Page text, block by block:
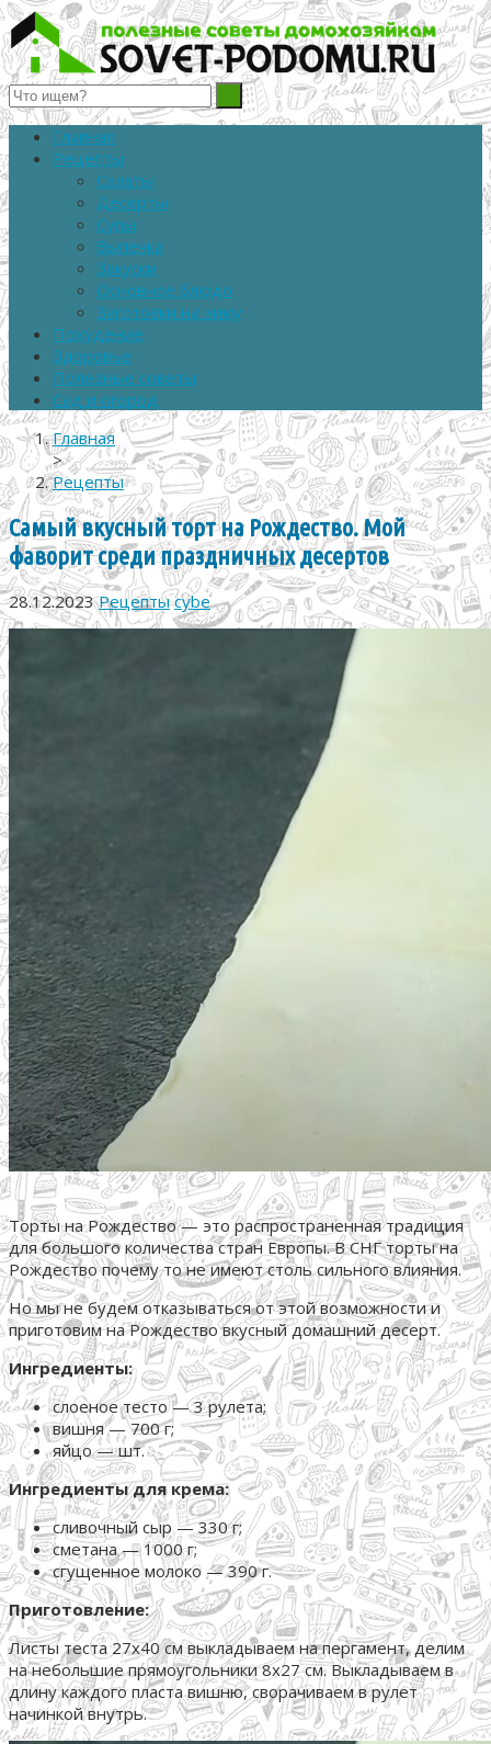
Полезные советы домохозяйкам
Главная
Рецепты
Салаты
Десерты
Супы
Выпечка
Закуски
Основное блюдо
Заготовки на зиму
Похудение
Здоровье
Полезные советы
Сад и огород
Главная
>
Рецепты
Самый вкусный торт на Рождество. Мой
фаворит среди праздничных десертов
28.12.2023 Рецепты cybe
Торты на Рождество — это распространенная традиция
для большого количества стран Европы. В СНГ торты на
Рождество почему то не имеют столь сильного влияния.
Но мы не будем отказываться от этой возможности и
приготовим на Рождество вкусный домашний десерт.
Ингредиенты:
слоеное тесто — 3 рулета;
вишня — 700 г;
яйцо — шт.
Ингредиенты для крема:
сливочный сыр — 330 г;
сметана — 1000 г;
сгущенное молоко — 390 г.
Приготовление:
Листы теста 27х40 см выкладываем на пергамент, делим
на небольшие прямоугольники 8х27 см. Выкладываем в
длину каждого пласта вишню, сворачиваем в рулет
начинкой внутрь.